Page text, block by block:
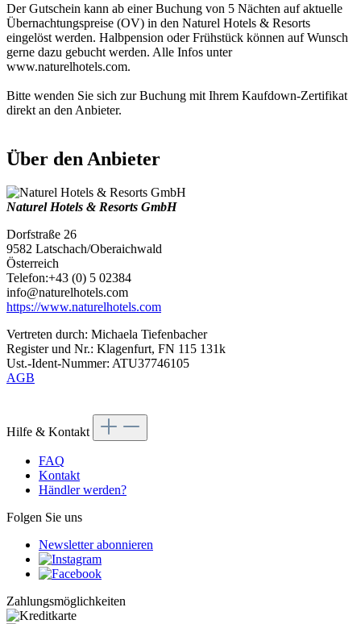
Der Gutschein kann ab einer Buchung von 5 Nächten auf aktuelle
Übernachtungspreise (OV) in den Naturel Hotels & Resorts
eingelöst werden. Halbpension oder Frühstück können auf Wunsch
gerne dazu gebucht werden. Alle Infos unter
www.naturelhotels.com.
Bitte wenden Sie sich zur Buchung mit Ihrem Kaufdown-Zertifikat
direkt an den Anbieter.
Über den Anbieter
Naturel Hotels & Resorts GmbH
Dorfstraße 26
9582 Latschach/Oberaichwald
Österreich
Telefon:+43 (0) 5 02384
info@naturelhotels.com
https://www.naturelhotels.com
Vertreten durch: Michaela Tiefenbacher
Register und Nr.: Klagenfurt, FN 115 131k
Ust.-Ident-Nummer: ATU37746105
AGB
Hilfe & Kontakt
FAQ
Kontakt
Händler werden?
Folgen Sie uns
Newsletter abonnieren
Zahlungsmöglichkeiten